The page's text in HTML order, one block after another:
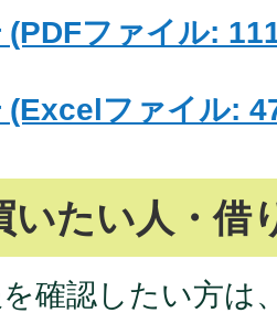
(PDFファイル:
(Excelファイル:
いたい人・借
確認したい方は